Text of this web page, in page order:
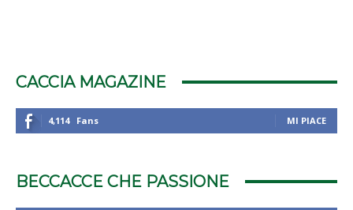
CACCIA MAGAZINE
4,114 Fans MI PIACE
BECCACCE CHE PASSIONE